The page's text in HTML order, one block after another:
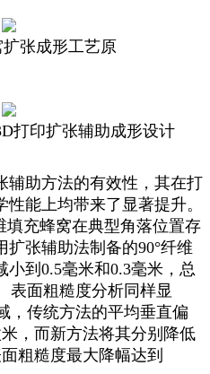
扩张成形工艺原
打印扩张辅助成形设计
辅助方法的有效性，其在打
能上均带来了显著提升。
填充蜂窝在典型角落位置存
张辅助法制备的90°纤维
到0.5毫米和0.3毫米，总
表面粗糙度分析同样显
，传统方法的平均垂直偏
，而新方法将其分别降低
粗糙度最大降幅达到